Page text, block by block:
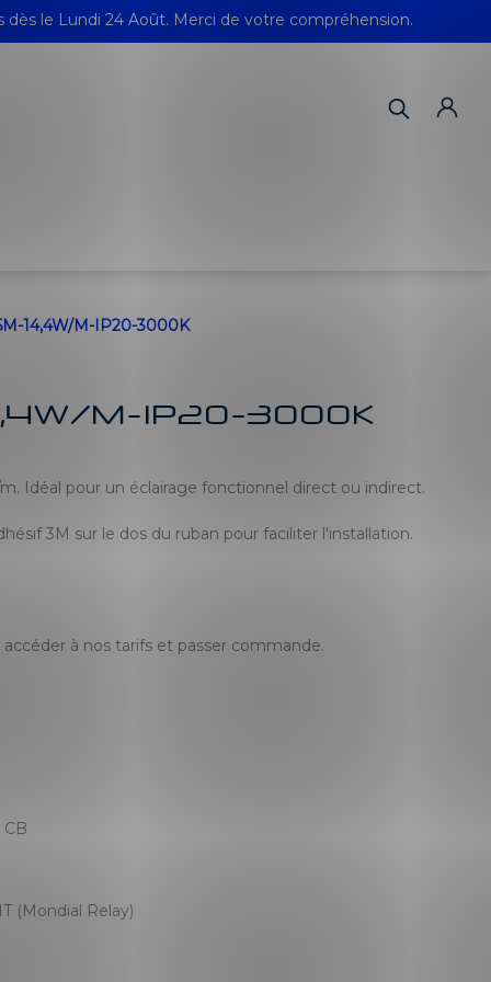
dès le Lundi 24 Août. Merci de votre compréhension.
14,4W/M-IP20-3000K
M-IP20-3000K
Idéal pour un éclairage fonctionnel direct ou indirect.
3M sur le dos du ruban pour faciliter l'installation.
à nos tarifs et passer commande.
(Mondial Relay)